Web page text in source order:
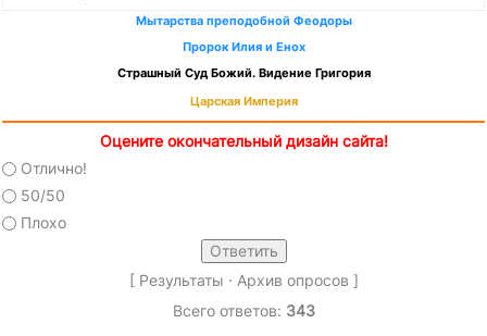
Мытарства преподобной Феодоры
Пророк Илия и Енох
Страшный Суд Божий. Видение Григория
Царская Империя
Оцените окончательный дизайн сайта!
Отлично!
50/50
Плохо
[ Результаты · Архив опросов ]
Всего ответов: 343